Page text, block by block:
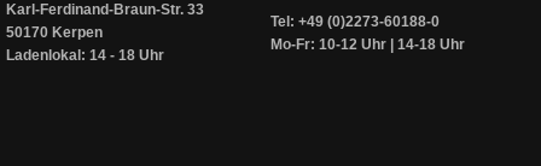
Karl-Ferdinand-Braun-Str. 33
50170 Kerpen
Ladenlokal: 14 - 18 Uhr
Tel: +49 (0)2273-60188-0
Mo-Fr: 10-12 Uhr | 14-18 Uhr